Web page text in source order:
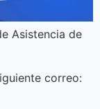
Asistencia de
correo: